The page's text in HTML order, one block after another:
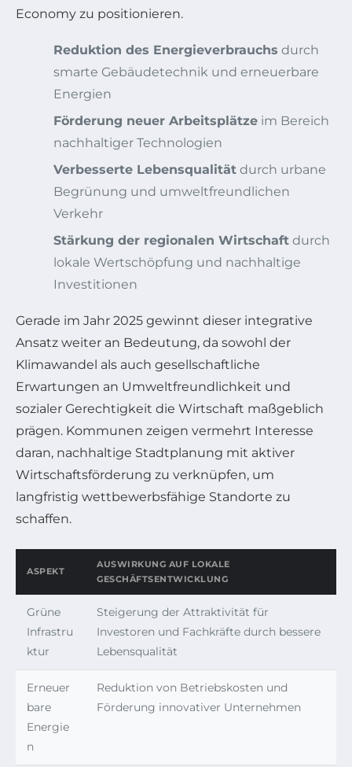
Economy zu positionieren.
Reduktion des Energieverbrauchs durch
smarte Gebäudetechnik und erneuerbare
Energien
Förderung neuer Arbeitsplätze im Bereich
nachhaltiger Technologien
Verbesserte Lebensqualität durch urbane
Begrünung und umweltfreundlichen
Verkehr
Stärkung der regionalen Wirtschaft durch
lokale Wertschöpfung und nachhaltige
Investitionen
Gerade im Jahr 2025 gewinnt dieser integrative
Ansatz weiter an Bedeutung, da sowohl der
Klimawandel als auch gesellschaftliche
Erwartungen an Umweltfreundlichkeit und
sozialer Gerechtigkeit die Wirtschaft maßgeblich
prägen. Kommunen zeigen vermehrt Interesse
daran, nachhaltige Stadtplanung mit aktiver
Wirtschaftsförderung zu verknüpfen, um
langfristig wettbewerbsfähige Standorte zu
schaffen.
ASPEKT
AUSWIRKUNG AUF LOKALE
GESCHÄFTSENTWICKLUNG
Grüne
Infrastru
ktur
Steigerung der Attraktivität für
Investoren und Fachkräfte durch bessere
Lebensqualität
Erneuer
bare
Energie
n
Reduktion von Betriebskosten und
Förderung innovativer Unternehmen